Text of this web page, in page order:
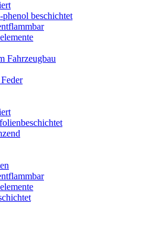
phenol beschichtet
Fahrzeugbau